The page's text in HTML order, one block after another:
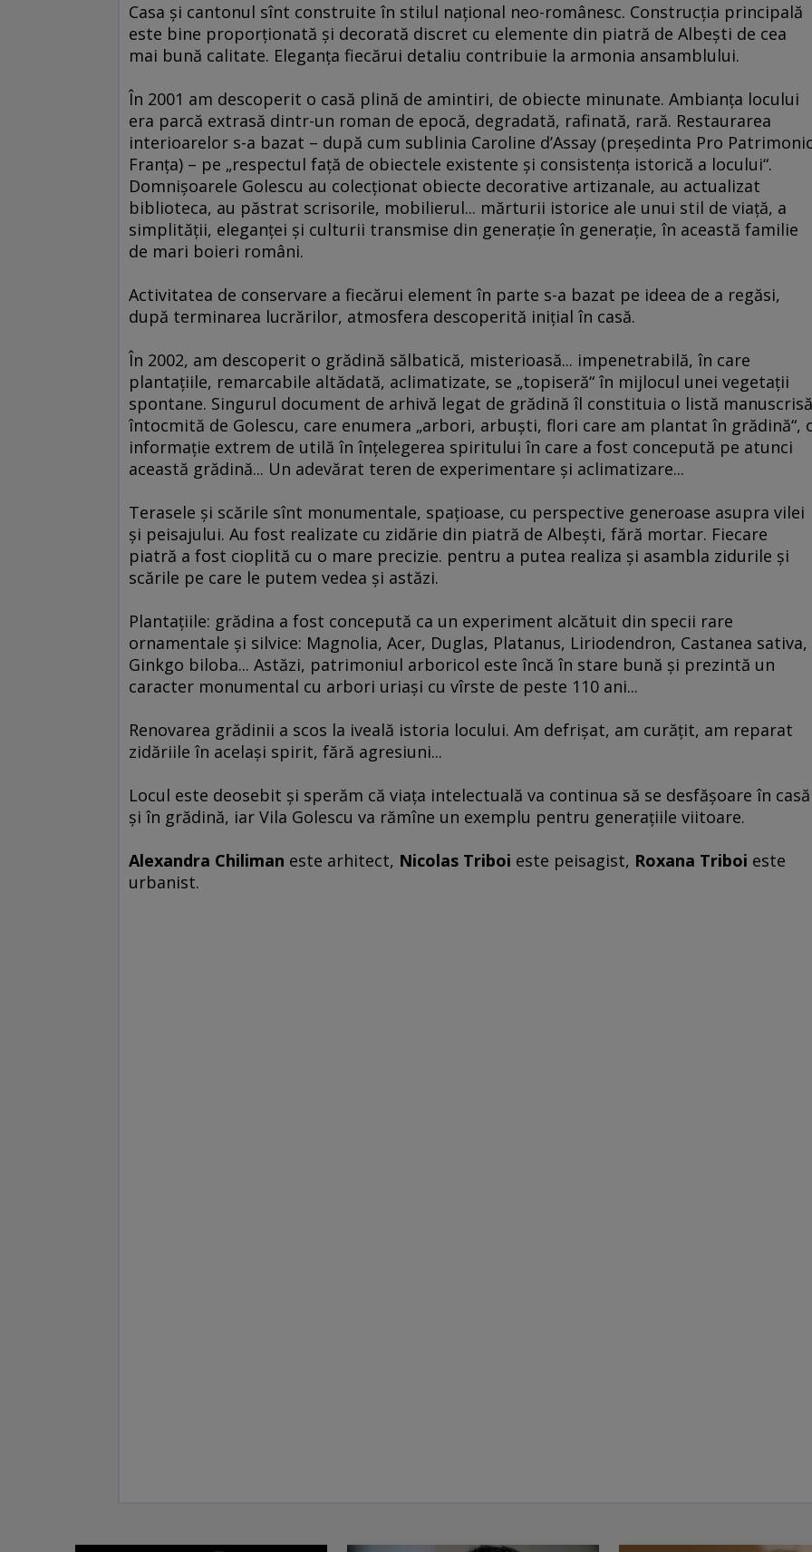
Casa şi cantonul sînt construite în stilul naţional neo-românesc. Construcţia principală
este bine proporţionată şi decorată discret cu elemente din piatră de Albeşti de cea
mai bună calitate. Eleganţa fiecărui detaliu contribuie la armonia ansamblului.
În 2001 am descoperit o casă plină de amintiri, de obiecte minunate. Ambianţa locului
era parcă extrasă dintr-un roman de epocă, degradată, rafinată, rară. Restaurarea
interioarelor s-a bazat – după cum sublinia Caroline d’Assay (preşedinta Pro
Franţa) – pe „respectul faţă de obiectele existente şi consistenţa istorică a locului“.
Domnişoarele Golescu au colecţionat obiecte decorative artizanale, au actualizat
biblioteca, au păstrat scrisorile, mobilierul... mărturii istorice ale unui stil de viaţă, a
simplităţii, eleganţei şi culturii transmise din generaţie în generaţie, în această familie
de mari boieri români.
Activitatea de conservare a fiecărui element în parte s-a bazat pe ideea de a regăsi,
după terminarea lucrărilor, atmosfera descoperită iniţial în casă.
În 2002, am descoperit o grădină sălbatică, misterioasă... impenetrabilă, în care
plantaţiile, remarcabile altădată, aclimatizate, se „topiseră“ în mijlocul unei vegetaţii
spontane. Singurul document de arhivă legat de grădină îl constituia o listă manuscrisă
întocmită de Golescu, care enumera „arbori, arbuşti, flori care am plantat în grădină“,
informaţie extrem de utilă în înţelegerea spiritului în care a fost concepută pe atunci
această grădină... Un adevărat teren de experimentare şi aclimatizare...
Terasele şi scările sînt monumentale, spaţioase, cu perspective generoase asupra vilei
şi peisajului. Au fost realizate cu zidărie din piatră de Albeşti, fără mortar. Fiecare
piatră a fost cioplită cu o mare precizie. pentru a putea realiza şi asambla zidurile şi
scările pe care le putem vedea şi astăzi.
Plantaţiile: grădina a fost concepută ca un experiment alcătuit din specii rare
ornamentale şi silvice: Magnolia, Acer, Duglas, Platanus, Liriodendron, Castanea sativa,
Ginkgo biloba... Astăzi, patrimoniul arboricol este încă în stare bună şi prezintă un
caracter monumental cu arbori uriaşi cu vîrste de peste 110 ani...
Renovarea grădinii a scos la iveală istoria locului. Am defrişat, am curăţit, am reparat
zidăriile în acelaşi spirit, fără agresiuni...
Locul este deosebit şi sperăm că viaţa intelectuală va continua să se desfăşoare în casă
şi în grădină, iar Vila Golescu va rămîne un exemplu pentru generaţiile viitoare.
Alexandra Chiliman este arhitect, Nicolas Triboi este peisagist, Roxana Triboi este
urbanist.